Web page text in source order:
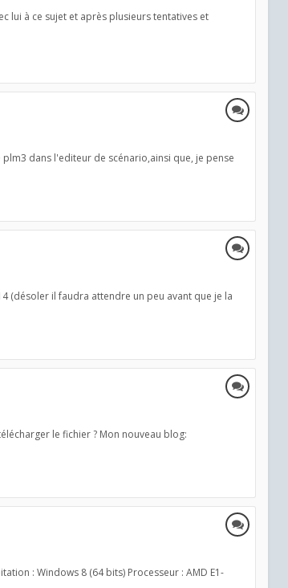
lui à ce sujet et après plusieurs tentatives et
dans l'editeur de scénario,ainsi que, je pense
(désoler il faudra attendre un peu avant que je la
le fichier ? Mon nouveau blog:
: Windows 8 (64 bits) Processeur : AMD E1-